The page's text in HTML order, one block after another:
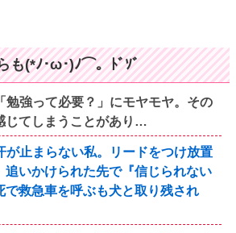
も(*ﾉ･ω･)ﾉ⌒。ﾄﾞｿﾞ
勉強って必要？」にモヤモヤ。その
じてしまうことがあり…
が止まらない私。リードをつけ放置
追いかけられた先で『信じられない
救急車を呼ぶも犬と取り残され